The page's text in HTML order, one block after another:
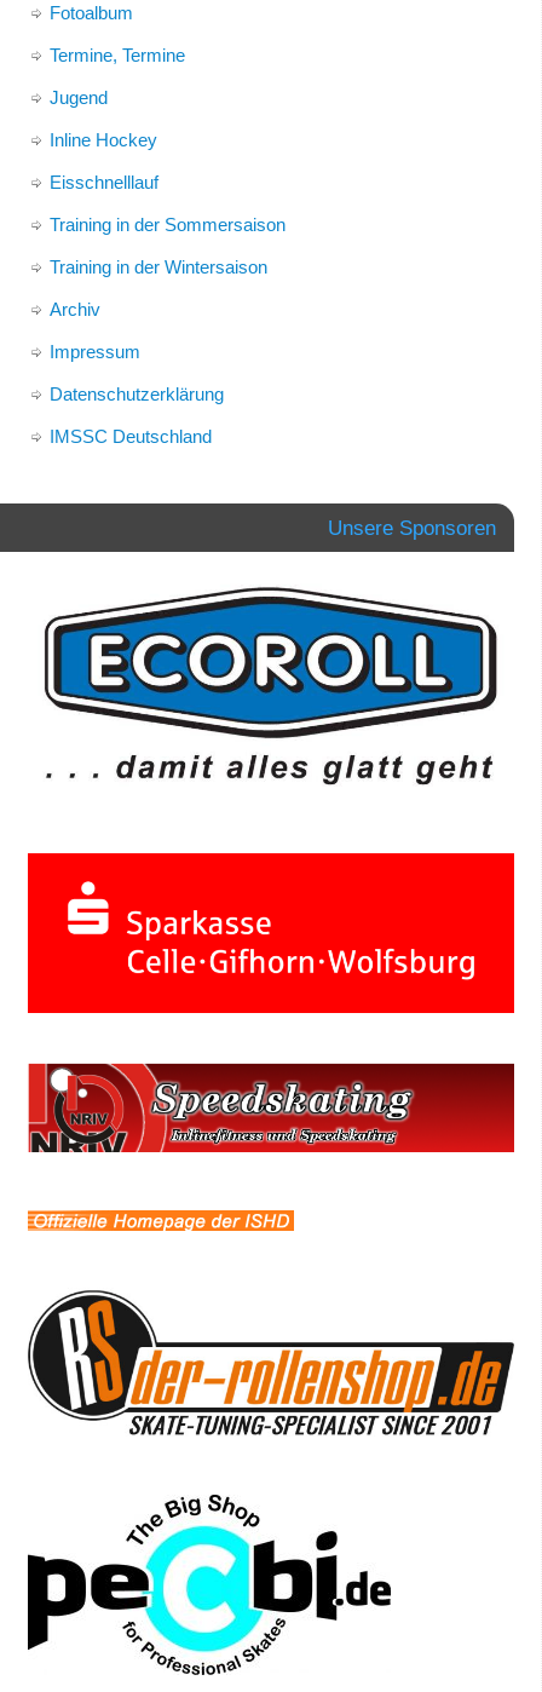
Fotoalbum
Termine, Termine
Jugend
Inline Hockey
Eisschnelllauf
Training in der Sommersaison
Training in der Wintersaison
Archiv
Impressum
Datenschutzerklärung
IMSSC Deutschland
Unsere Sponsoren